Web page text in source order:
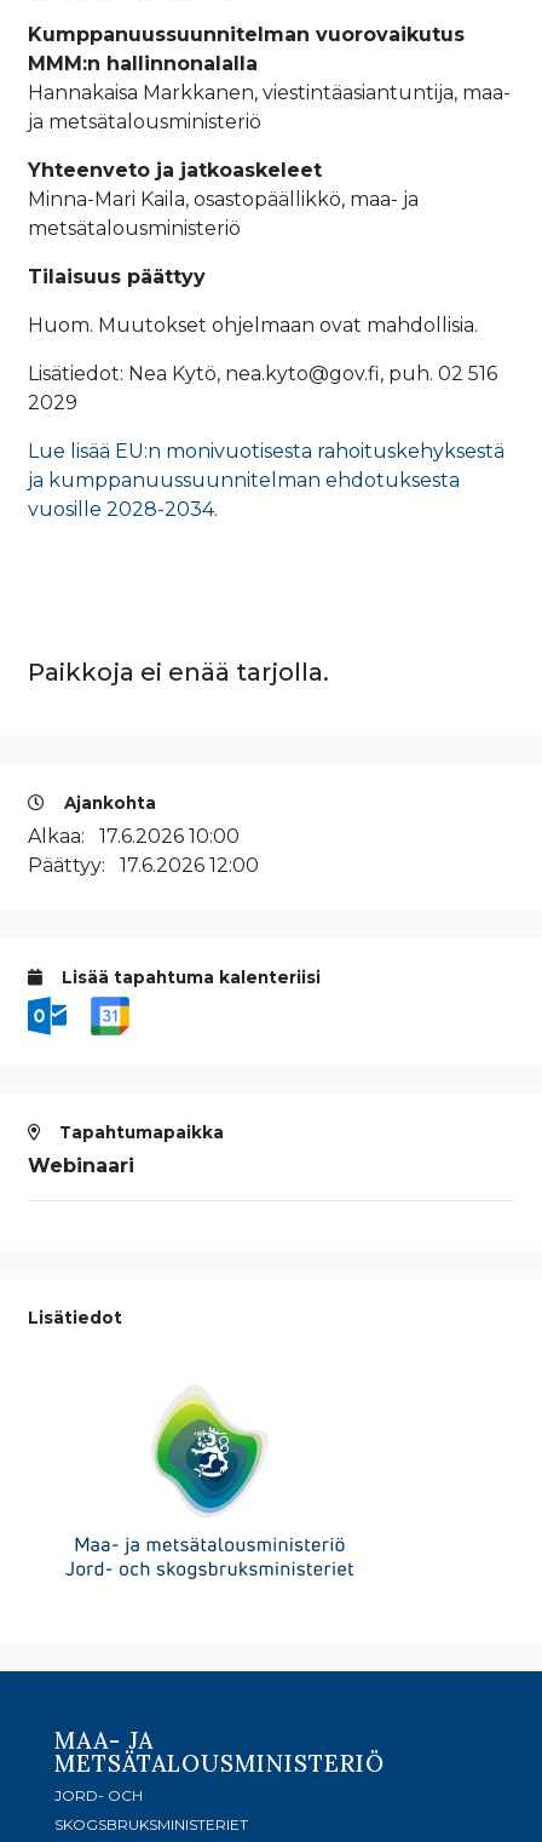
Kumppanuussuunnitelman vuorovaikutus
MMM:n hallinnonalalla
Hannakaisa Markkanen, viestintäasiantuntija, maa-
ja metsätalousministeriö
Yhteenveto ja jatkoaskeleet
Minna-Mari Kaila, osastopäällikkö, maa- ja
metsätalousministeriö
Tilaisuus päättyy
Huom. Muutokset ohjelmaan ovat mahdollisia.
Lisätiedot: Nea Kytö, nea.kyto@gov.fi, puh. 02 516
2029
Lue lisää EU:n monivuotisesta rahoituskehyksestä
ja kumppanuussuunnitelman ehdotuksesta
vuosille 2028-2034.
Paikkoja ei enää tarjolla.
Ajankohta
Alkaa: 17.6.2026 10:00
Päättyy: 17.6.2026 12:00
Lisää tapahtuma kalenteriisi
Tapahtumapaikka
Webinaari
Lisätiedot
MAA- JA
METSÄTALOUSMINISTERIÖ
JORD- OCH
SKOGSBRUKSMINISTERIET